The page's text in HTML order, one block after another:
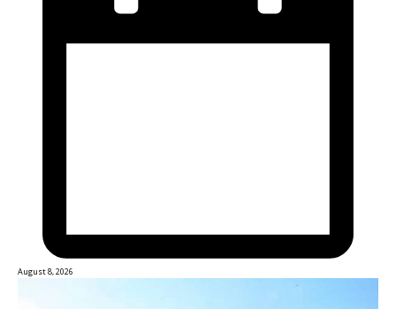
August 8, 2026